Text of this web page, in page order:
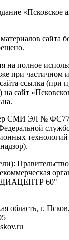
«Псковское
сайта
на полное
при частичном
ссылка (при
сайт
СМИ ЭЛ №
60"
область, г.